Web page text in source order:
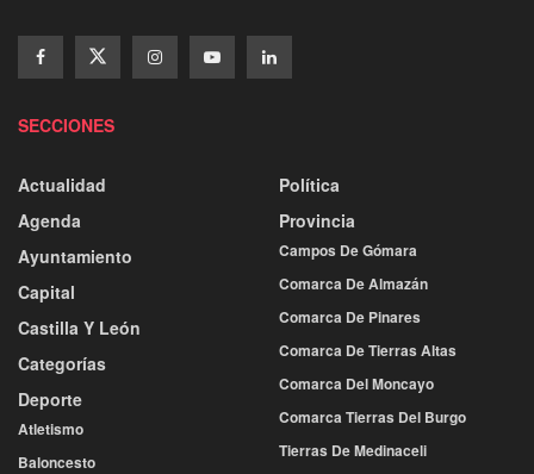
SECCIONES
Actualidad
Agenda
Ayuntamiento
Capital
Castilla Y León
Categorías
Deporte
Atletismo
Baloncesto
Política
Provincia
Campos De Gómara
Comarca De Almazán
Comarca De Pinares
Comarca De Tierras Altas
Comarca Del Moncayo
Comarca Tierras Del Burgo
Tierras De Medinaceli